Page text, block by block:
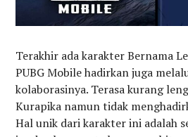
Terakhir ada karakter Bernama
PUBG Mobile hadirkan juga
kolaborasinya. Terasa kurang
Kurapika namun tidak
Hal unik dari karakter ini adalah